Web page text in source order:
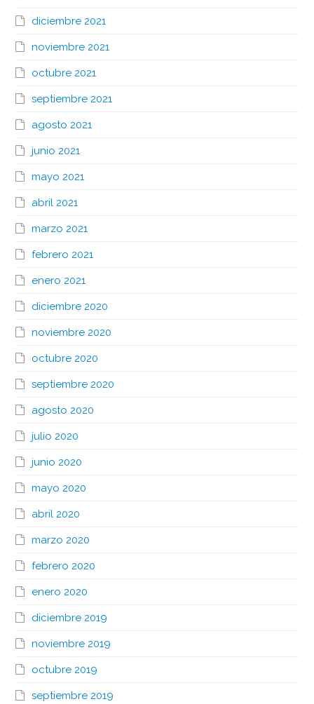
diciembre 2021
noviembre 2021
octubre 2021
septiembre 2021
agosto 2021
junio 2021
mayo 2021
abril 2021
marzo 2021
febrero 2021
enero 2021
diciembre 2020
noviembre 2020
octubre 2020
septiembre 2020
agosto 2020
julio 2020
junio 2020
mayo 2020
abril 2020
marzo 2020
febrero 2020
enero 2020
diciembre 2019
noviembre 2019
octubre 2019
septiembre 2019